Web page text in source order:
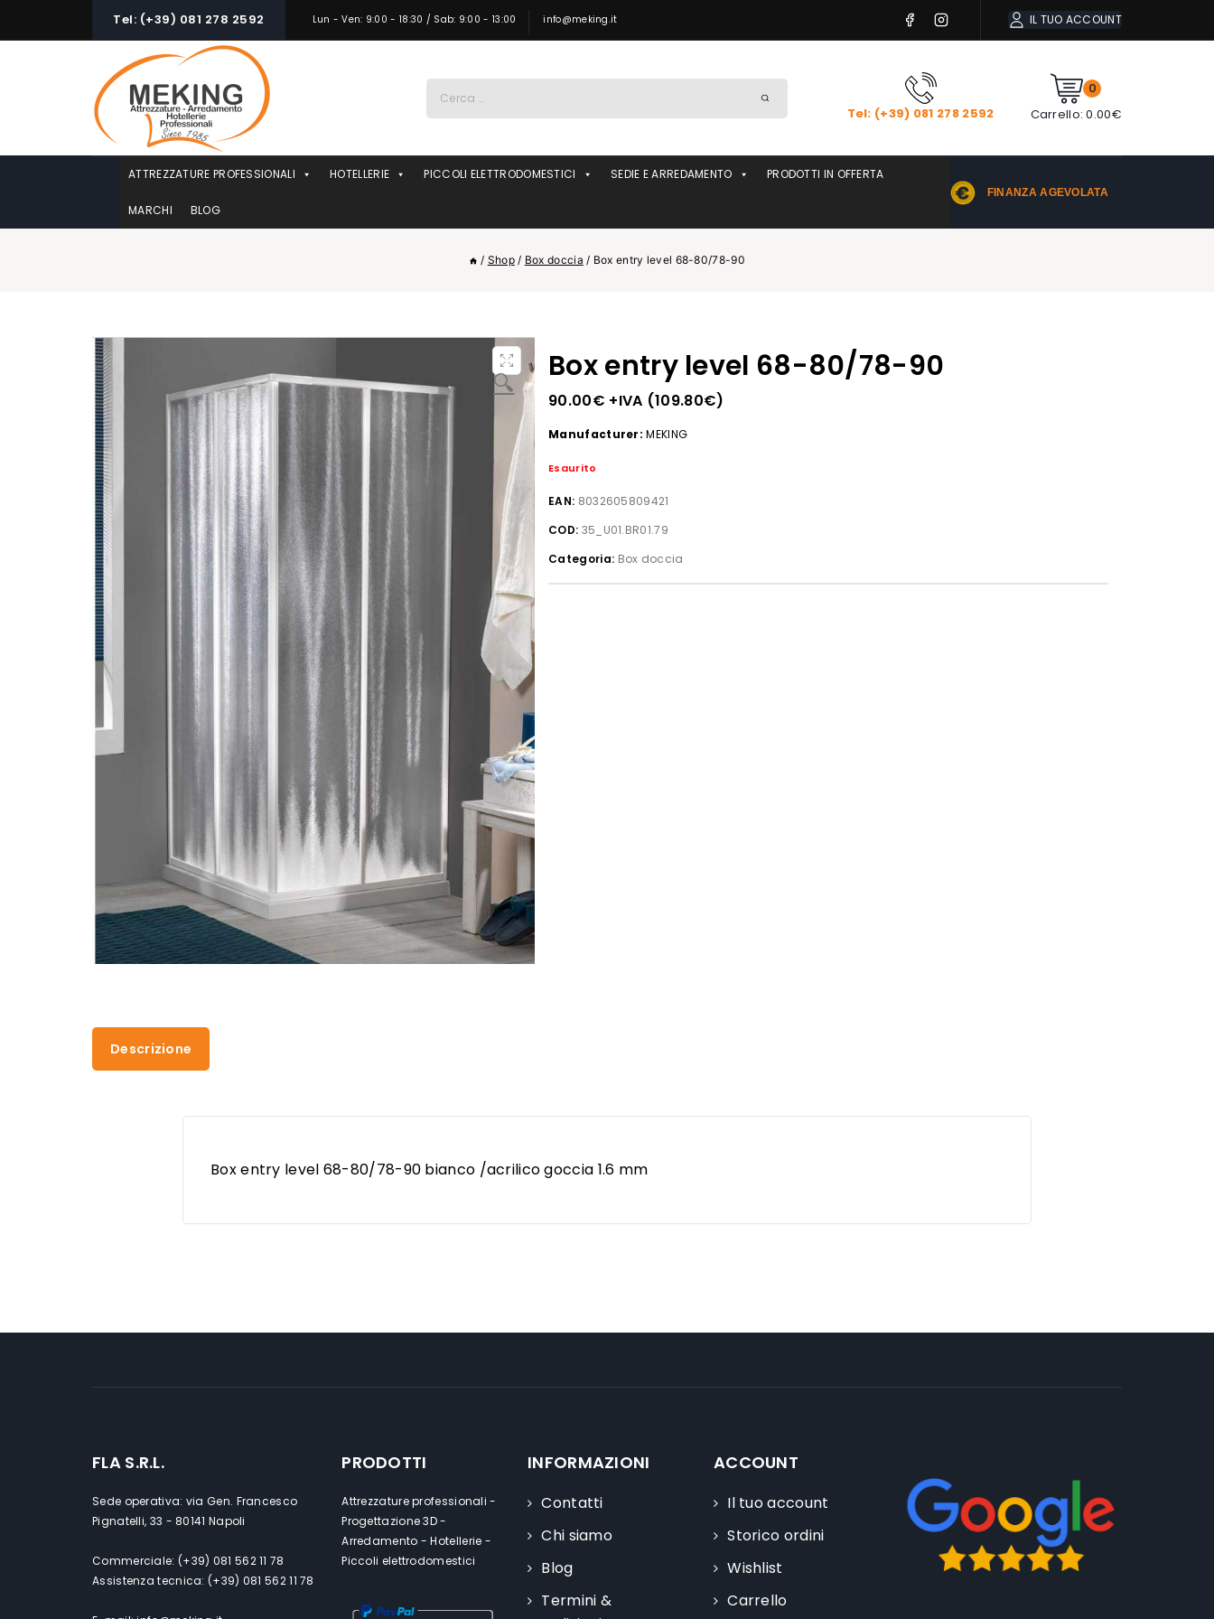
Tel: (+39) 081 278 2592 Lun - Ven: 9:00 - 18:30 / Sab: 9:00 - 13:00 info@meking.it IL TUO ACCOUNT
per:
Tel: (+39) 081 278 2592
0
Carrello: 0.00€
ATTREZZATURE PROFESSIONALI HOTELLERIE PICCOLI ELETTRODOMESTICI SEDIE E ARREDAMENTO PRODOTTI IN OFFERTA
MARCHI BLOG
FINANZA AGEVOLATA
/ Shop / Box doccia / Box entry level 68-80/78-90
🔍 Box entry level 68-80/78-90
90.00€ +IVA (109.80€)
Manufacturer: MEKING
Esaurito
EAN: 8032605809421
COD: 35_U01.BR01.79
Categoria: Box doccia
Descrizione
Box entry level 68-80/78-90 bianco /acrilico goccia 1.6 mm
FLA S.R.L.
Sede operativa: via Gen. Francesco
Pignatelli, 33 - 80141 Napoli
Commerciale: (+39) 081 562 11 78
Assistenza tecnica: (+39) 081 562 11 78
PRODOTTI
Attrezzature professionali -
Progettazione 3D -
Arredamento - Hotellerie -
Piccoli elettrodomestici
INFORMAZIONI
Contatti
Chi siamo
Blog
Termini &
ACCOUNT
Il tuo account
Storico ordini
Wishlist
Carrello